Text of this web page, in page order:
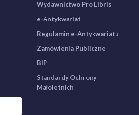
Wydawnictwo Pro Libris
e-Antykwariat
Regulamin e-Antykwariatu
Zamówienia Publiczne
BIP
Standardy Ochrony
Małoletnich